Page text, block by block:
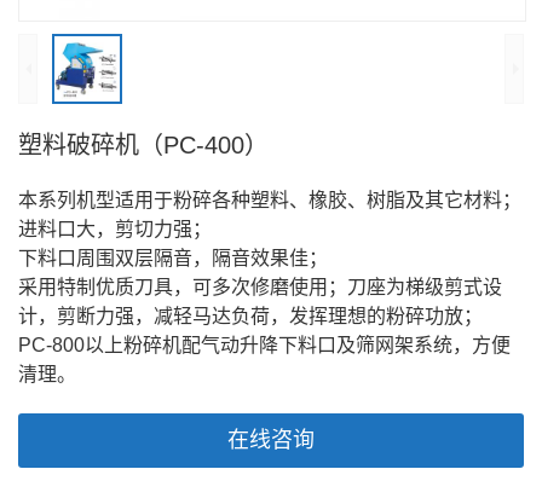
塑料破碎机（PC-400）
本系列机型适用于粉碎各种塑料、橡胶、树脂及其它材料；
进料口大，剪切力强；
下料口周围双层隔音，隔音效果佳；
采用特制优质刀具，可多次修磨使用；刀座为梯级剪式设
计，剪断力强，减轻马达负荷，发挥理想的粉碎功放；
PC-800以上粉碎机配气动升降下料口及筛网架系统，方便
清理。
在线咨询